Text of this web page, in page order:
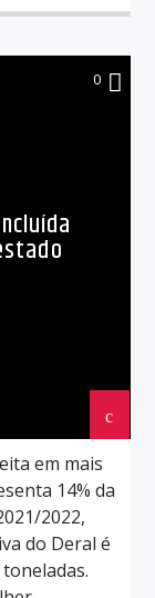
0
em mais
14% da
2022,
do Deral é